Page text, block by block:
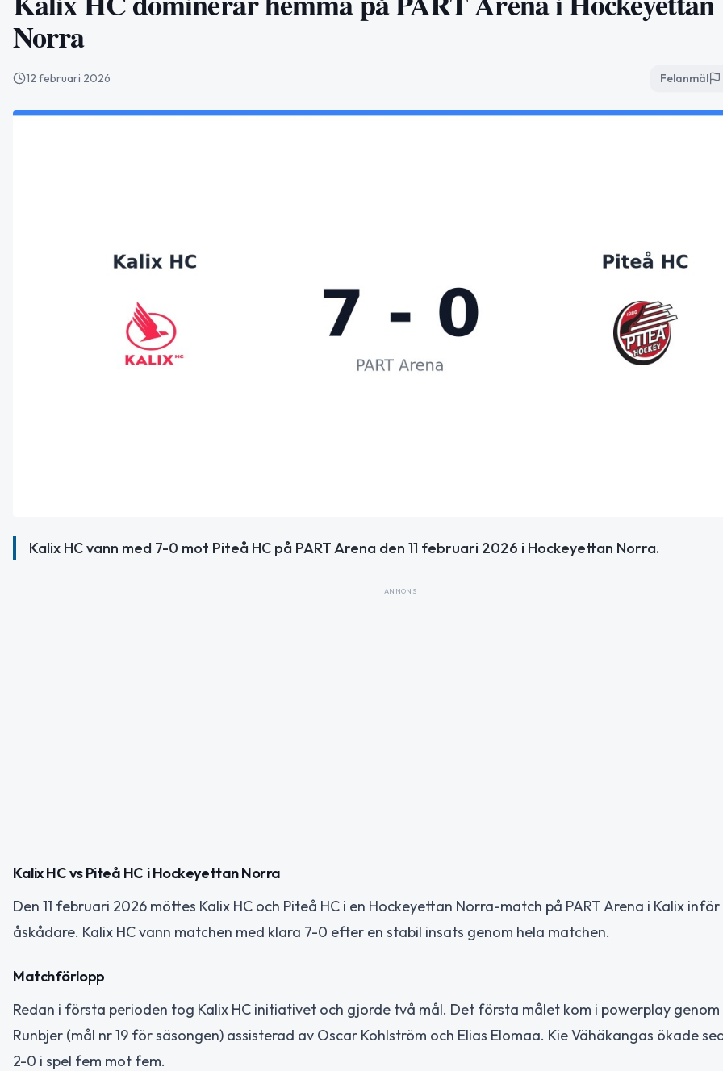
Norra
12 februari 2026 Felanmäl
Kalix HC vann med 7-0 mot Piteå HC på PART Arena den 11 februari 2026 i Hockeyettan Norra.
ANNONS
Kalix HC vs Piteå HC i Hockeyettan Norra
Den 11 februari 2026 möttes Kalix HC och Piteå HC i en Hockeyettan Norra-match på PART Arena i Kalix
åskådare. Kalix HC vann matchen med klara 7-0 efter en stabil insats genom hela matchen.
Matchförlopp
Redan i första perioden tog Kalix HC initiativet och gjorde två mål. Det första målet kom i powerplay genom
Runbjer (mål nr 19 för säsongen) assisterad av Oscar Kohlström och Elias Elomaa. Kie Vähäkangas ökade
2-0 i spel fem mot fem.